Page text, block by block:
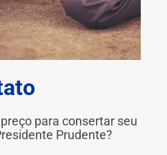
para consertar seu
Prudente?